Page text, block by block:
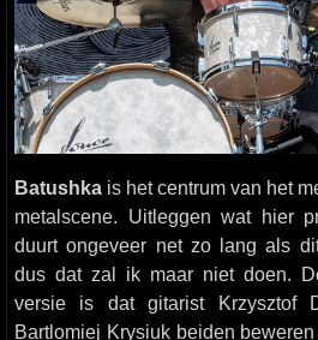
Batushka is het centrum van het
metalscene. Uitleggen wat hier
duurt ongeveer net zo lang als
dus dat zal ik maar niet doen.
versie is dat gitarist Krzysztof
Bartlomiej Krysiuk beiden